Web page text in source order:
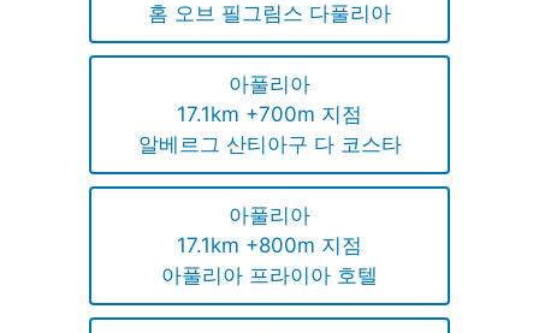
홈 오브 필그림스 다풀리아
아풀리아
17.1km +700m 지점
알베르그 산티아구 다 코스타
아풀리아
17.1km +800m 지점
아풀리아 프라이아 호텔